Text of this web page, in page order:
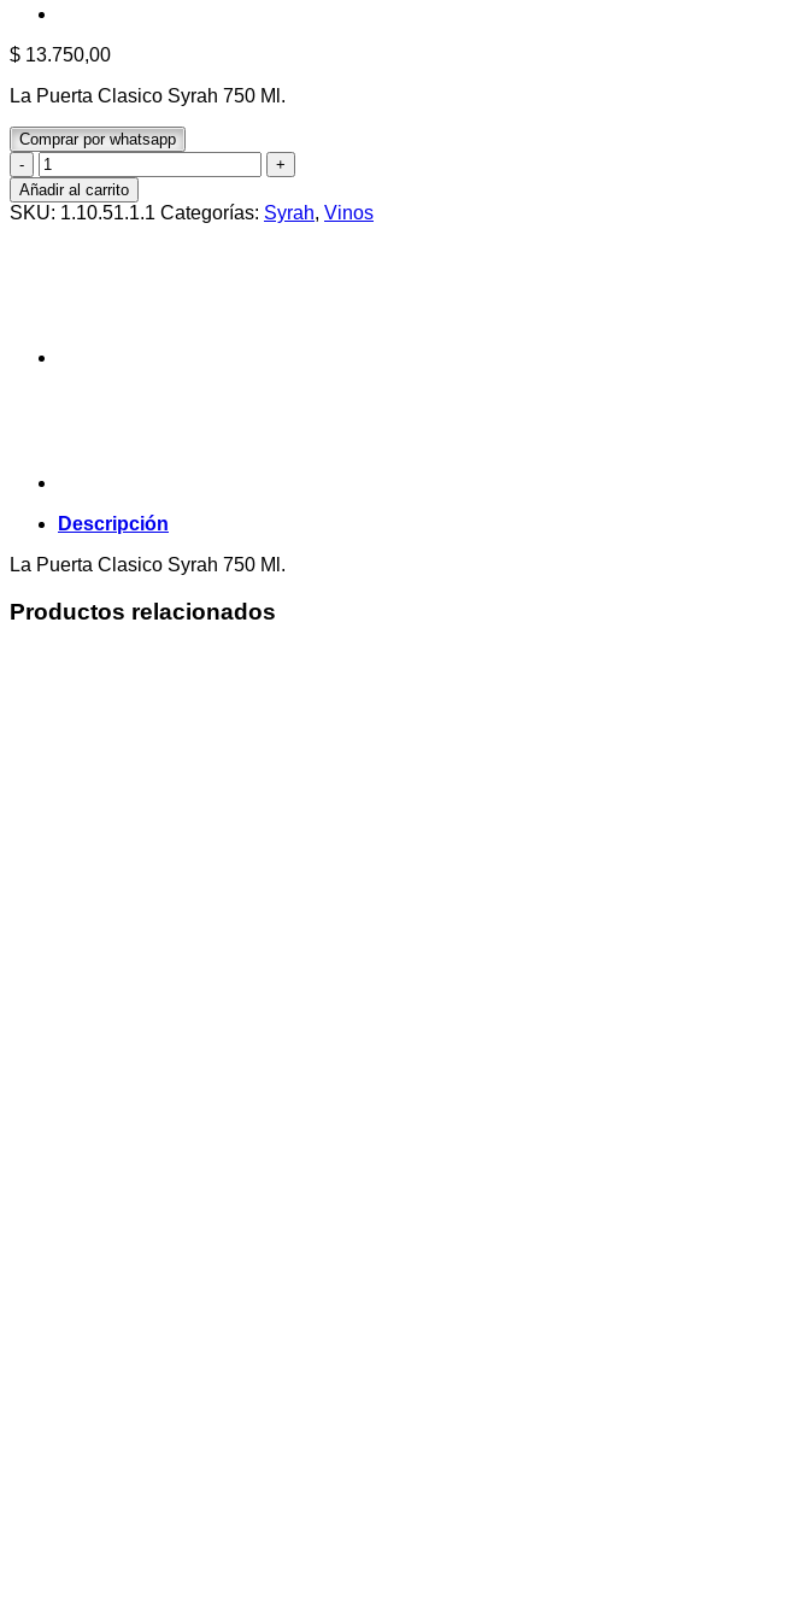
$ 13.750,00
La Puerta Clasico Syrah 750 Ml.
Comprar por whatsapp
La
Puerta
Clasico
Syrah
Añadir al carrito
SKU: 1.10.51.1.1 Categorías: Syrah, Vinos
Descripción
La Puerta Clasico Syrah 750 Ml.
Productos relacionados